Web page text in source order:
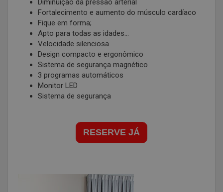
Diminuição da pressão arterial
Fortalecimento e aumento do músculo cardíaco
Fique em forma;
Apto para todas as idades...
Velocidade silenciosa
Design compacto e ergonômico
Sistema de segurança magnético
3 programas automáticos
Monitor LED
Sistema de segurança
RESERVE JÁ